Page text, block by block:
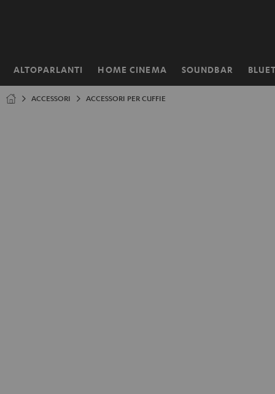
ALTOPARLANTI HOME CINEMA SOUNDBAR
Pagina
ACCESSORI ACCESSORI PER CUFFIE